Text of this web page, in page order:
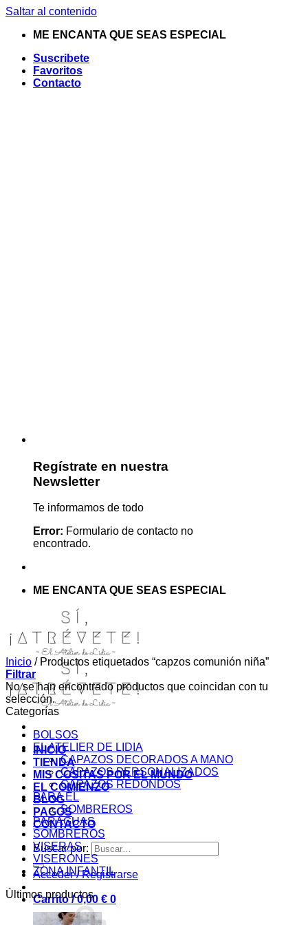
Saltar al contenido
ME ENCANTA QUE SEAS ESPECIAL
Suscribete
Favoritos
Contacto
Regístrate en nuestra
Newsletter
Te informamos de todo
Error: Formulario de contacto no
encontrado.
ME ENCANTA QUE SEAS ESPECIAL
INICIO
TIENDA
MIS COSITAS POR EL MUNDO
EL COMIENZO
BLOG
PAGOS
CONTACTO
Buscar por:
Acceder / Registrarse
Carrito /0,00 € 0
Inicio /Productos etiquetados “capzos comunión niña”
Filtrar
No se han encontrado productos que coincidan con tu
selección.
Categorías
BOLSOS
EL ATELIER DE LIDIA
CAPAZOS DECORADOS A MANO
CAPAZOS PERSONALIZADOS
CAPAZOS REDONDOS
PARA ÉL
SOMBREROS
PARAGUAS
SOMBREROS
VISERAS
VISERONES
ZONA INFANTIL
Últimos productos